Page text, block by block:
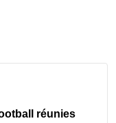
réunies